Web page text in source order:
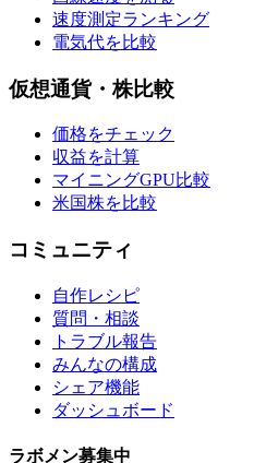
速度測定ランキング
電気代を比較
仮想通貨・株比較
価格をチェック
収益を計算
マイニングGPU比較
米国株を比較
コミュニティ
自作レシピ
質問・相談
トラブル報告
みんなの構成
シェア機能
ダッシュボード
ラボメン募集中